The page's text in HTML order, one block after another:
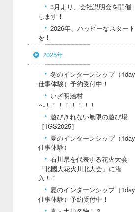
3月より、会社説明会を開催
します！
2026年、ハッピーなスタート
を！
2025年
冬のインターンシップ（1day
仕事体験）予約受付中！
いざ明治村
へ！！！！！！！！
遊びきれない無限の遊び場
［TGS2025］
夏のインターンシップ（1day
仕事体験）
石川県を代表する花火大会
「北國大花火川北大会」に潜
入！！
夏のインターンシップ（1day
仕事体験）予約受付中！